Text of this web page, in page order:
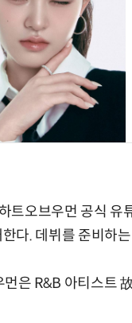
트오브우먼 공식 유
다. 데뷔를 준비하
은 R&B 아티스트